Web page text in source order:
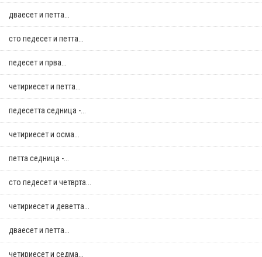
дваесет и петта...
сто педесет и петта...
педесет и прва...
четириесет и петта...
педесетта седница -...
четириесет и осма...
петта седница -...
сто педесет и четврта...
четириесет и деветта...
дваесет и петта...
четириесет и седма...